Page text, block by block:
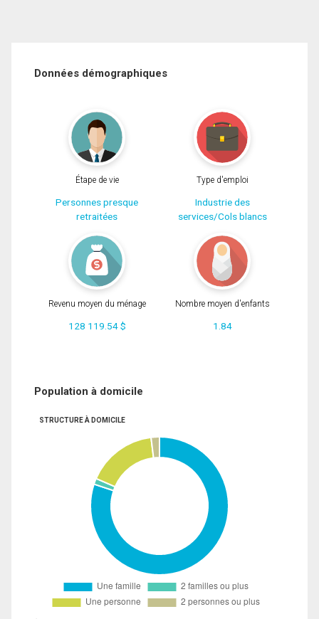
Données démographiques
Étape de vie
Personnes presque
retraitées
Type d'emploi
Industrie des
services/Cols blancs
Revenu moyen du ménage
128 119.54 $
Nombre moyen d'enfants
1.84
Population à domicile
STRUCTURE À DOMICILE